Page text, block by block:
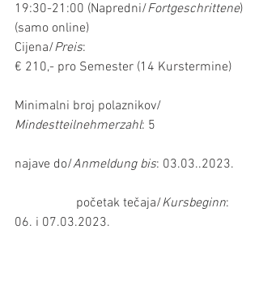
19:30-21:00 (Napredni/Fortgeschrittene)
(samo online)
Cijena/Preis:
€ 210,- pro Semester (14 Kurstermine)
Minimalni broj polaznikov/
Mindestteilnehmerzahl: 5
najave do/Anmeldung bis: 03.03..2023.
                   početak tečaja/
Kursbeginn:
06. i 07.03.2023.